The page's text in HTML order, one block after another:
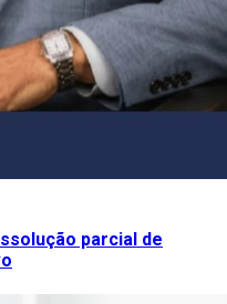
parcial de